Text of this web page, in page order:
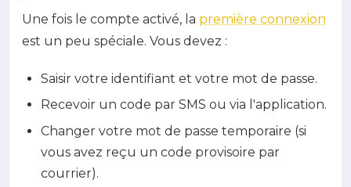
Une fois le compte activé, la première connexion
est un peu spéciale. Vous devez :
Saisir votre identifiant et votre mot de passe.
Recevoir un code par SMS ou via l'application.
Changer votre mot de passe temporaire (si
vous avez reçu un code provisoire par
courrier).